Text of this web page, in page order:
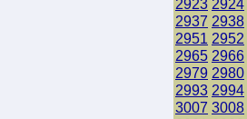
2923 2924
2937 2938
2951 2952
2965 2966
2979 2980
2993 2994
3007 3008